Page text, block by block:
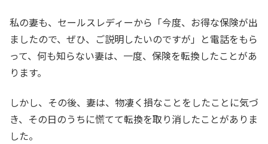
私の妻も、セールスレディーから「今度、お得な保険が出
ましたので、ぜひ、ご説明したいのですが」と電話をもら
って、何も知らない妻は、一度、保険を転換したことがあ
ります。
しかし、その後、妻は、物凄く損なことをしたことに気づ
き、その日のうちに慌てて転換を取り消したことがありま
した。